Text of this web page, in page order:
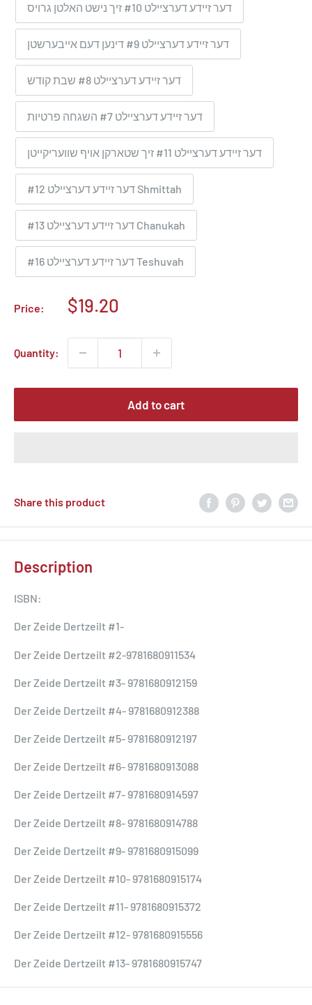
דער זיידע דערציילט #10 זיך נישט האלטן גרויס
דער זיידע דערציילט #9 דינען דעם אייבערשטן
דער זיידע דערציילט #8 שבת קודש
דער זיידע דערציילט #7 השגחה פרטיות
דער זיידע דערציילט #11 זיך שטארקן אויף שוועריקייטן
דער זיידע דערציילט #12 Shmittah
דער זיידע דערציילט #13 Chanukah
דער זיידע דערציילט #16 Teshuvah
Price:
Sale
$19.20
Quantity:
Add to cart
Share this product
Description
ISBN:
Der Zeide Dertzeilt #1-
Der Zeide Dertzeilt #2-9781680911534
Der Zeide Dertzeilt #3- 9781680912159
Der Zeide Dertzeilt #4- 9781680912388
Der Zeide Dertzeilt #5- 9781680912197
Der Zeide Dertzeilt #6- 9781680913088
Der Zeide Dertzeilt #7- 9781680914597
Der Zeide Dertzeilt #8- 9781680914788
Der Zeide Dertzeilt #9- 9781680915099
Der Zeide Dertzeilt #10- 9781680915174
Der Zeide Dertzeilt #11- 9781680915372
Der Zeide Dertzeilt #12- 9781680915556
Der Zeide Dertzeilt #13- 9781680915747